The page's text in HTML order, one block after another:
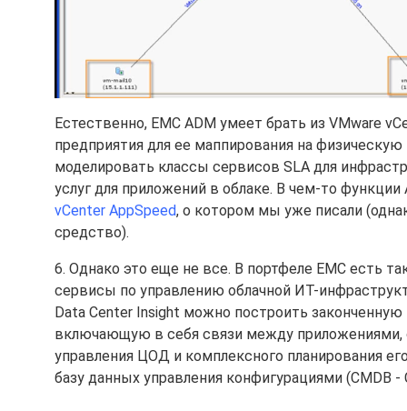
Естественно, EMC ADM умеет брать из VMware
предприятия для ее маппирования на
моделировать классы сервисов SLA для
услуг для приложений в облаке. В чем-то
vCenter AppSpeed, о котором мы уже писали
средство).
6. Однако это еще не все. В портфеле EMC есть
сервисы по управлению облачной ИТ-
Data Center Insight можно построить
включающую в себя связи между приложениями,
управления ЦОД и комплексного планирования
базу данных управления конфигурациями (CMDB -